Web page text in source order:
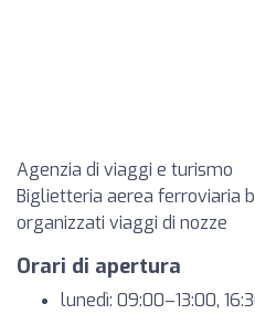
Agenzia di viaggi e turismo
Biglietteria aerea ferroviaria
organizzati viaggi di nozze
Orari di apertura
lunedì: 09:00–13:00,